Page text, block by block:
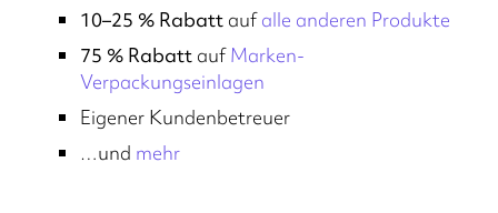
10–25 % Rabatt aufalle anderen Produkte
75 % Rabatt aufMarken-
Verpackungseinlagen
Eigener Kundenbetreuer
…und mehr